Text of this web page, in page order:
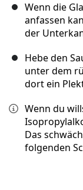
Wenn die
anfassen
der
Hebe den
unter dem
dort ein
Wenn du
Das
folgenden